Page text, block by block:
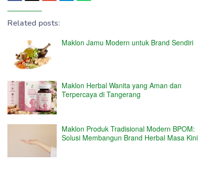
Related posts:
Maklon Jamu Modern untuk Brand Sendiri
Maklon Herbal Wanita yang Aman dan
Terpercaya di Tangerang
Maklon Produk Tradisional Modern BPOM:
Solusi Membangun Brand Herbal Masa Kini